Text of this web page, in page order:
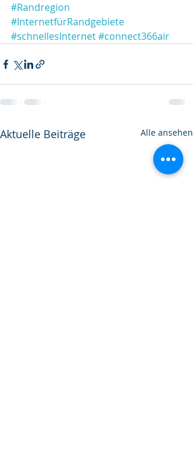
#Randregion
#InternetfürRandgebiete
#schnellesInternet#connect366air
Aktuelle Beiträge Alle ansehen